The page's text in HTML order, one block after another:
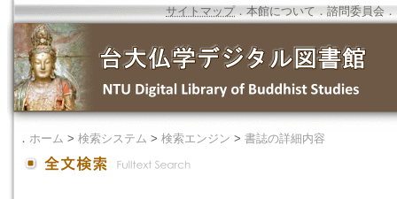
サイトマップ．本館について ． 諮問委員会 ．
． ホーム > 検索システム > 検索エンジン > 書誌の詳細内容